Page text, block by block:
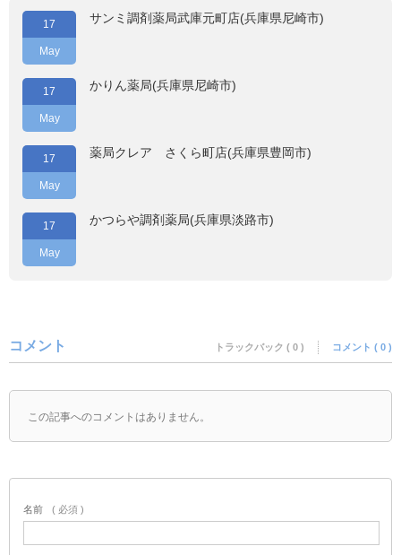
17
May
サンミ調剤薬局武庫元町店(兵庫県尼崎市)
17
May
かりん薬局(兵庫県尼崎市)
17
May
薬局クレア さくら町店(兵庫県豊岡市)
17
May
かつらや調剤薬局(兵庫県淡路市)
コメント トラックバック ( 0 ) コメント ( 0 )
この記事へのコメントはありません。
名前 ( 必須 )